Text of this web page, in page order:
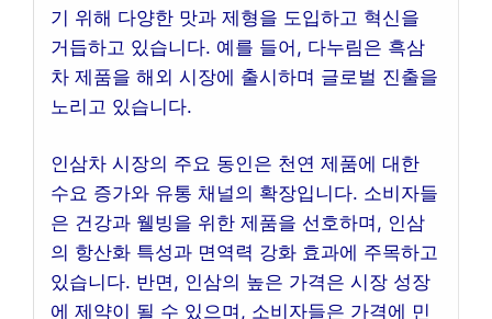
기 위해 다양한 맛과 제형을 도입하고 혁신을
거듭하고 있습니다. 예를 들어, 다누림은 흑삼
차 제품을 해외 시장에 출시하며 글로벌 진출을
노리고 있습니다.
인삼차 시장의 주요 동인은 천연 제품에 대한
수요 증가와 유통 채널의 확장입니다. 소비자들
은 건강과 웰빙을 위한 제품을 선호하며, 인삼
의 항산화 특성과 면역력 강화 효과에 주목하고
있습니다. 반면, 인삼의 높은 가격은 시장 성장
에 제약이 될 수 있으며, 소비자들은 가격에 민